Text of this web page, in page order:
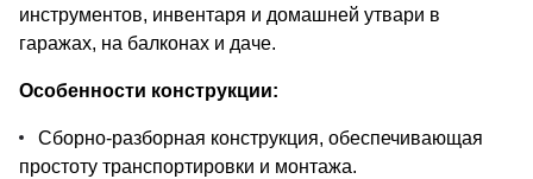
инструментов, инвентаря и домашней утвари в
гаражах, на балконах и даче.
Особенности конструкции:
Сборно-разборная конструкция, обеспечивающая
простоту транспортировки и монтажа.